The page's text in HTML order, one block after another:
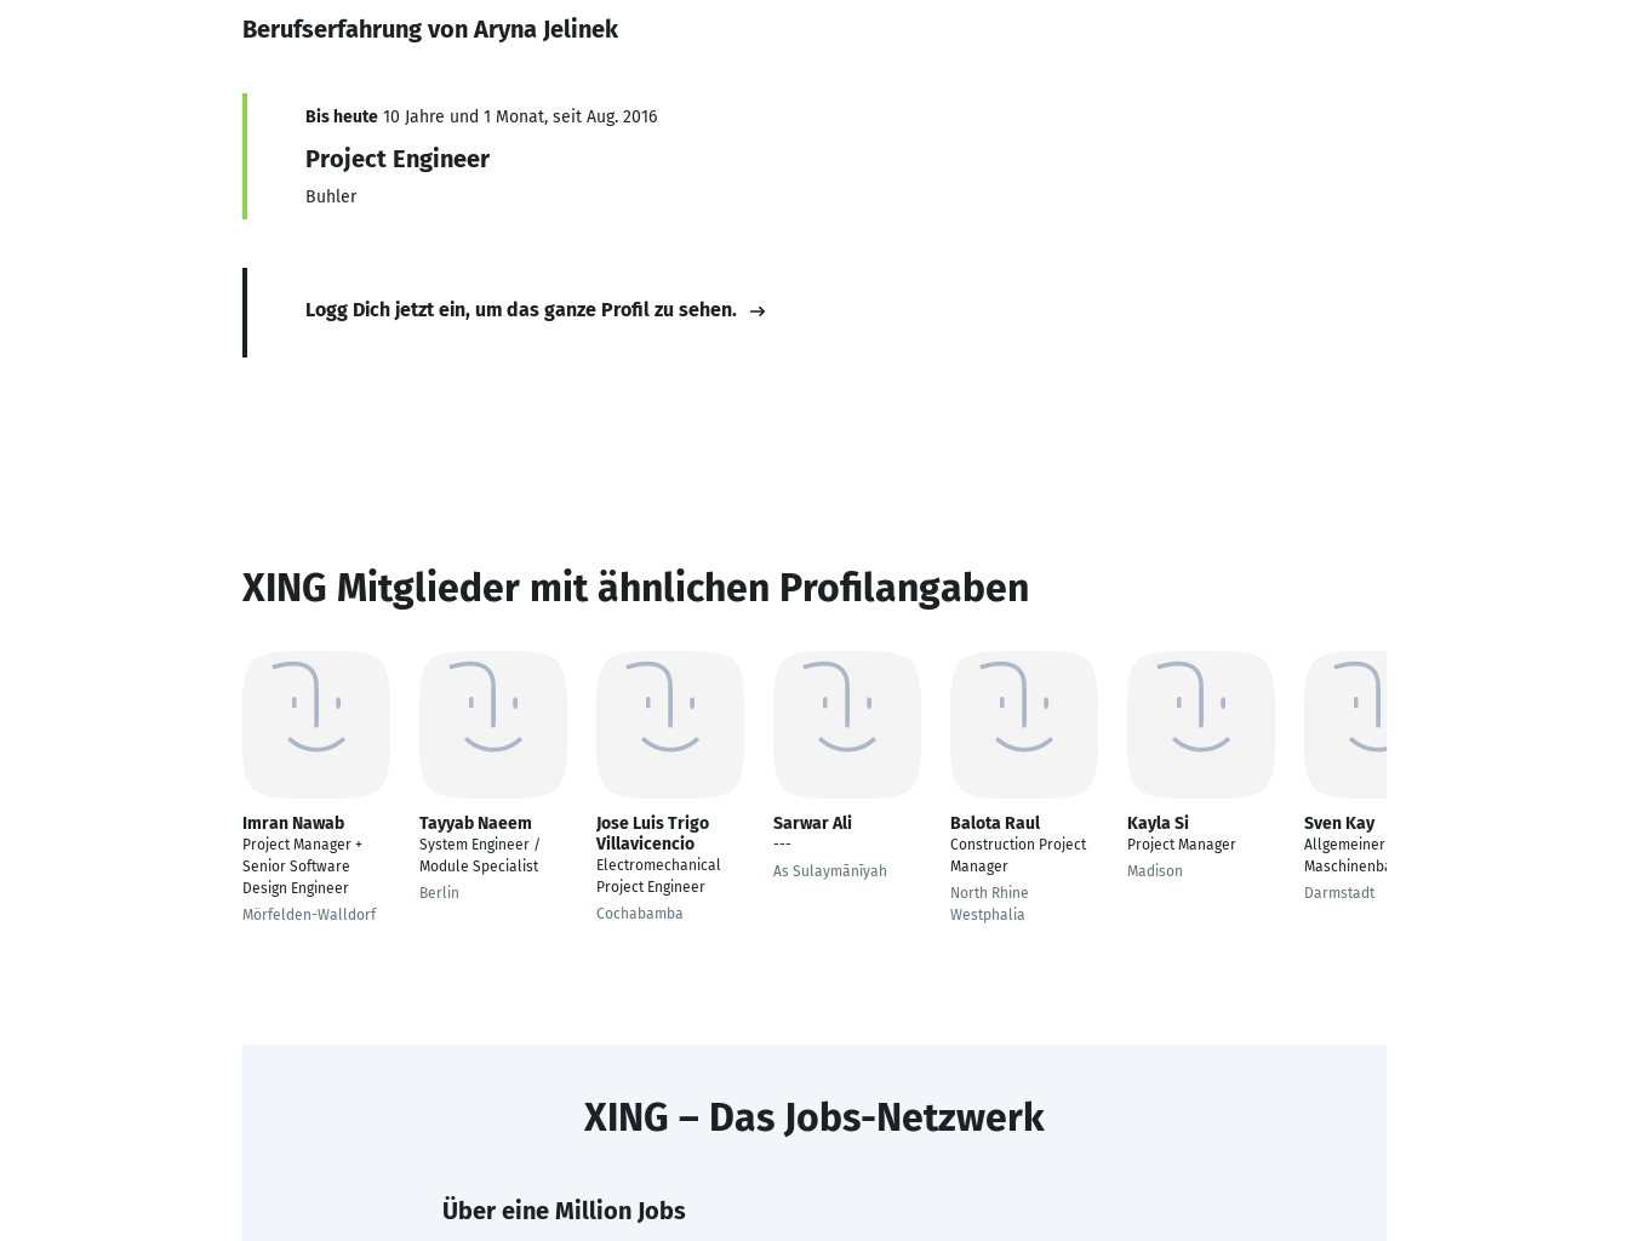
Berufserfahrung von Aryna Jelinek
Bis heute 10 Jahre und 1 Monat, seit Aug. 2016
Project Engineer
Buhler
Logg Dich jetzt ein, um das ganze Profil zu sehen.
XING Mitglieder mit ähnlichen Profilangaben
Imran Nawab
Project Manager +
Senior Software
Design Engineer
Mörfelden-Walldorf
Tayyab Naeem
System Engineer /
Module Specialist
Berlin
Jose Luis Trigo
Villavicencio
Electromechanical
Project Engineer
Cochabamba
Sarwar Ali
---
As Sulaymānīyah
Balota Raul
Construction Project
Manager
North Rhine
Westphalia
Kayla Si
Project Manager
Madison
Sven Kay
Allgemeiner
Maschinenbau
Darmstadt
XING – Das Jobs-Netzwerk
Über eine Million Jobs